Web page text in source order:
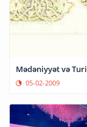
Mədəniyyət və
05-02-2009